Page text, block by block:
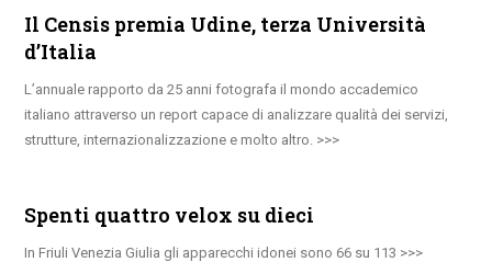
Il Censis premia Udine, terza Università
d’Italia
L’annuale rapporto da 25 anni fotografa il mondo accademico
italiano attraverso un report capace di analizzare qualità dei servizi,
strutture, internazionalizzazione e molto altro.
Spenti quattro velox su dieci
In Friuli Venezia Giulia gli apparecchi idonei sono 66 su 113